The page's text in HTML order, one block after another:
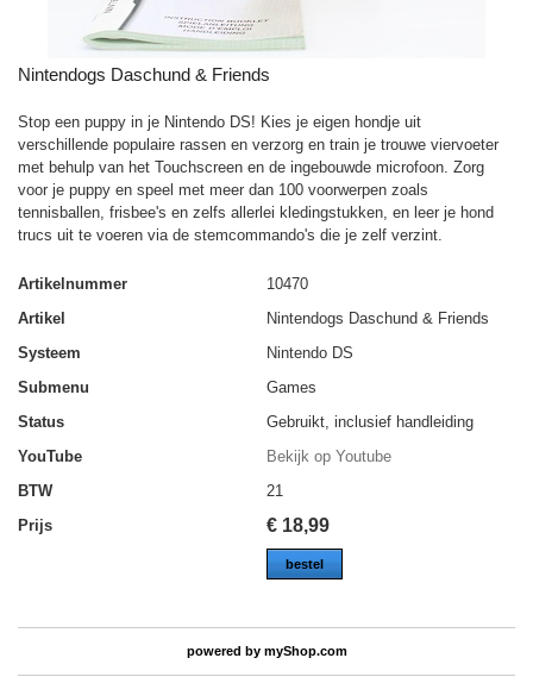
Nintendogs Daschund & Friends
Stop een puppy in je Nintendo DS! Kies je eigen hondje uit
verschillende populaire rassen en verzorg en train je trouwe viervoeter
met behulp van het Touchscreen en de ingebouwde microfoon. Zorg
voor je puppy en speel met meer dan 100 voorwerpen zoals
tennisballen, frisbee's en zelfs allerlei kledingstukken, en leer je hond
trucs uit te voeren via de stemcommando's die je zelf verzint.
Artikelnummer
10470
Artikel
Nintendogs Daschund & Friends
Systeem
Nintendo DS
Submenu
Games
Status
Gebruikt, inclusief handleiding
YouTube
Bekijk op Youtube
BTW
21
Prijs
€ 18,99
bestel
powered by myShop.com